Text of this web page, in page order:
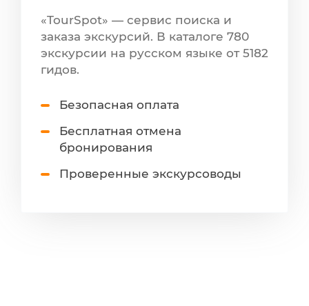
«TourSpot» — сервис поиска и
заказа экскурсий. В каталоге 780
экскурсии на русском языке от 5182
гидов.
Безопасная оплата
Бесплатная отмена
бронирования
Проверенные экскурсоводы